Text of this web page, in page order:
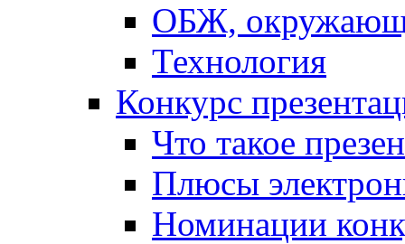
ОБЖ,
Технология
Конкурс
Что такое
Плюсы
Номинации